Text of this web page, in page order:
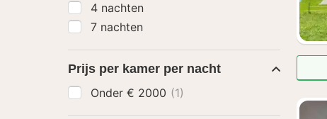
4 nachten
7 nachten
Prijs per kamer per nacht
Onder € 2000 (1)